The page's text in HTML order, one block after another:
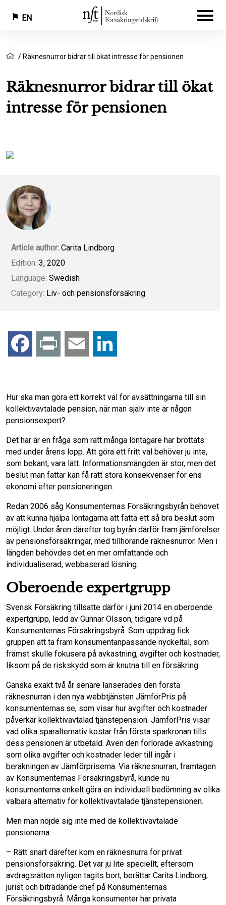
Skip
main
content
EN
Breadcrumb
Home
Räknesnurror bidrar till ökat intresse för pensionen
Räknesnurror bidrar till ökat
intresse för pensionen
Article author: Carita Lindborg
Edition: 3, 2020
Language: Swedish
Category: Liv- och pensionsförsäkring
b
o
o
n
t l
n
e
d
n
Hur ska man göra ett korrekt val för avsättningarna till sin
kollektivavtalade pension, när man själv inte är någon
pensionsexpert?
Det här är en fråga som rätt många löntagare har brottats
med under årens lopp. Att göra ett fritt val behöver ju inte,
som bekant, vara lätt. Informationsmängden är stor, men det
beslut man fattar kan få rätt stora konsekvenser för ens
ekonomi efter pensioneringen.
Redan 2006 såg Konsumenternas Försäkringsbyrån behovet
av att kunna hjälpa löntagarna att fatta ett så bra beslut som
möjligt. Under åren därefter tog byrån därför fram jämförelser
av pensionsförsäkringar, med tillhörande räknesnurror. Men i
längden behövdes det en mer omfattande och
individualiserad, webbaserad lösning.
Oberoende expertgrupp
Svensk Försäkring tillsatte därför i juni 2014 en oberoende
expertgrupp, ledd av Gunnar Olsson, tidigare vd på
Konsumenternas Försäkringsbyrå. Som uppdrag fick
gruppen att ta fram konsumentanpassande nyckeltal, som
främst skulle fokusera på avkastning, avgifter och kostnader,
liksom på de riskskydd som är knutna till en försäkring.
Ganska exakt två år senare lanserades den första
räknesnurran i den nya webbtjänsten JämförPris på
konsumenternas.se, som visar hur avgifter och kostnader
påverkar kollektivavtalad tjänstepension. JämförPris visar
vad olika sparalternativ kostar från första sparkronan tills
dess pensionen är utbetald. Även den förlorade avkastning
som olika avgifter och kostnader leder till ingår i
beräkningen av Jämförpriserna. Via räknesnurran, framtagen
av Konsumenternas Försäkringsbyrå, kunde nu
konsumenterna enkelt göra en individuell bedömning av olika
valbara alternativ för kollektivavtalade tjänstepensionen.
Men man nöjde sig inte med de kollektivavtalade
pensionerna.
– Rätt snart därefter kom en räknesnurra för privat
pensionsförsäkring. Det var ju lite speciellt, eftersom
avdragsrätten nyligen tagits bort, berättar Carita Lindborg,
jurist och biträdande chef på Konsumenternas
Försäkringsbyrå. Många konsumenter har privata